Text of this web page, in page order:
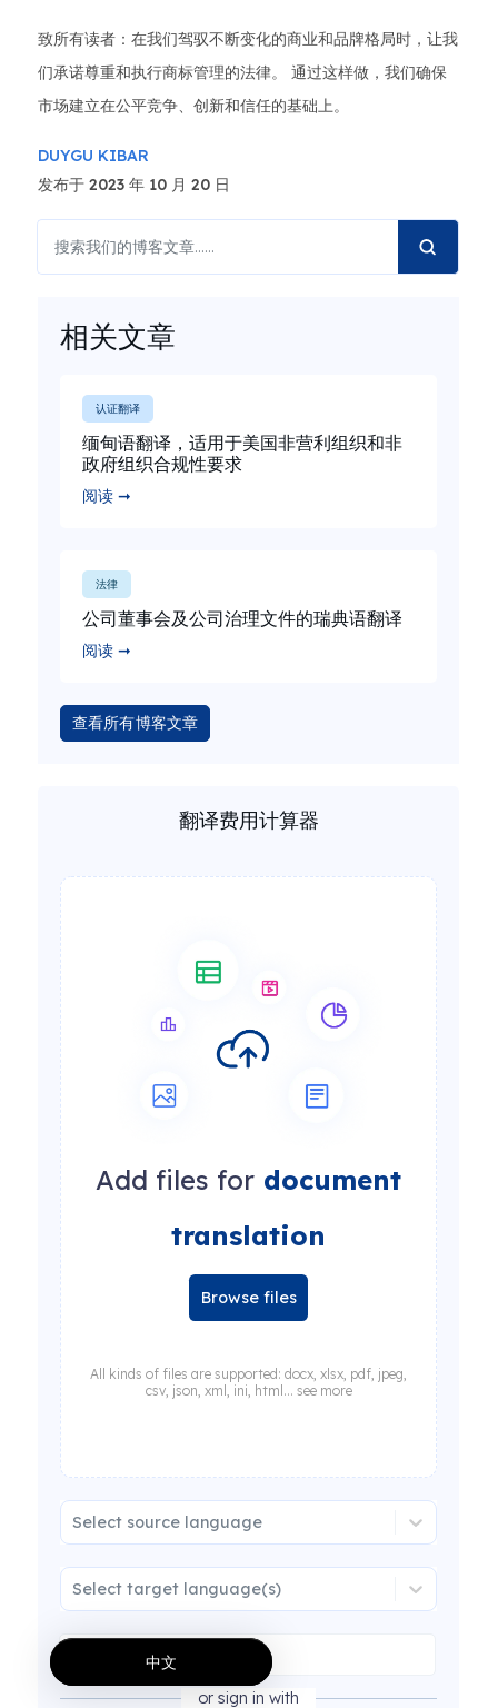
致所有读者：在我们驾驭不断变化的商业和品牌格局时，让我
们承诺尊重和执行商标管理的法律。 通过这样做，我们确保
市场建立在公平竞争、创新和信任的基础上。
DUYGU KIBAR
发布于 2023 年 10 月 20 日
相关文章
认证翻译
缅甸语翻译，适用于美国非营利组织和非
政府组织合规性要求
阅读 ➞
法律
公司董事会及公司治理文件的瑞典语翻译
阅读 ➞
查看所有博客文章
翻译费用计算器
Add files for document
translation
Browse files
All kinds of files are supported: docx, xlsx, pdf, jpeg,
csv, json, xml, ini, html... see more
Select source language
Select target language(s)
or sign in with
中文